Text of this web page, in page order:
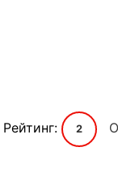
Рейтинг: 2